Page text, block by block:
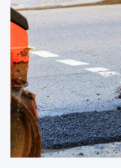
j
i
Ś
w
i
ę
t
o
u
l
I
M
ę
d
z
y
n
a
o
d